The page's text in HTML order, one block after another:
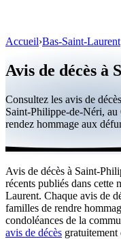
Personnalités publiques
Québec
Canada
International
Par région
Par ville
Maisons funéraires
Accueil›Bas-Saint-Laurent
Avis de décès à
Consultez les avis de
Saint-Philippe-de-Néri, au
rendez hommage aux
Avis de décès à Saint-
récents publiés dans cette
Laurent. Chaque avis de
familles de rendre
condoléances de la
avis de décès gratuitement